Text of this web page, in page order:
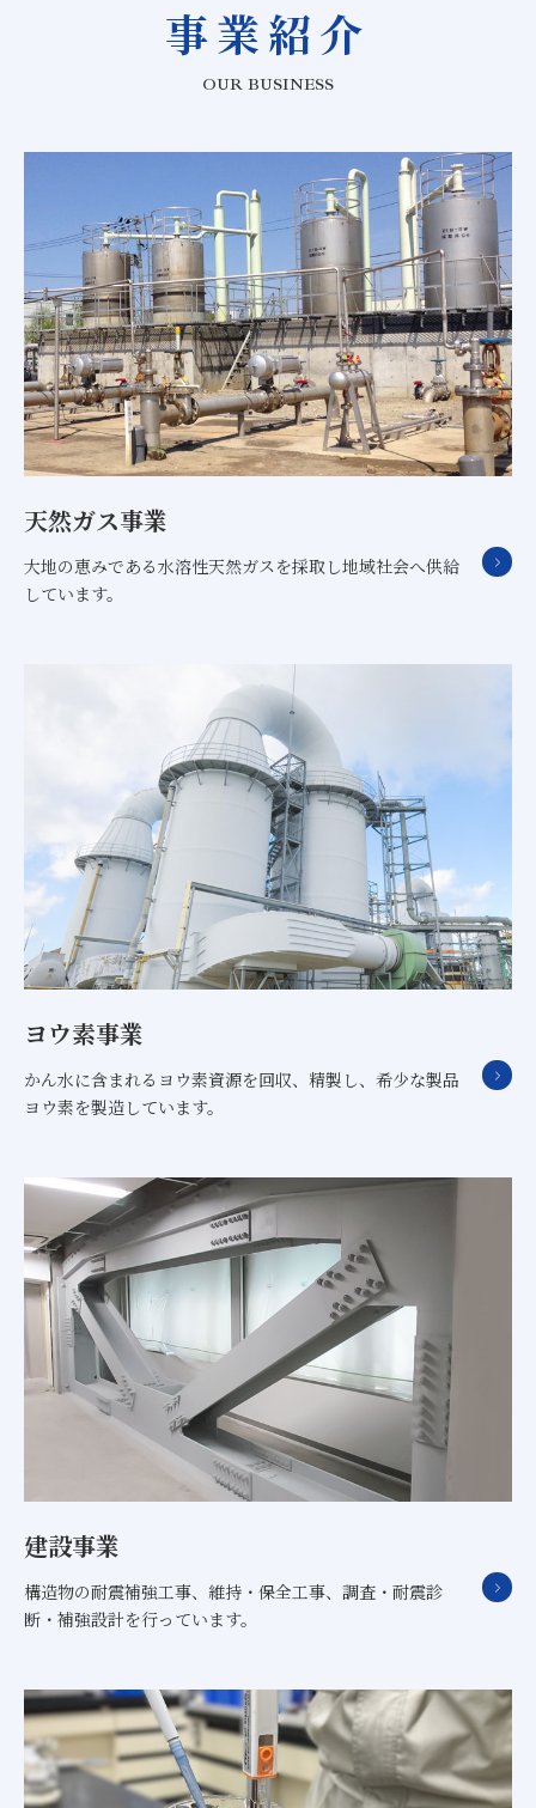
事業紹介
OUR BUSINESS
天然ガス事業
大地の恵みである水溶性天然ガスを採取し地域社会へ供給
しています。
ヨウ素事業
かん水に含まれるヨウ素資源を回収、精製し、希少な製品
ヨウ素を製造しています。
建設事業
構造物の耐震補強工事、維持・保全工事、調査・耐震診
断・補強設計を行っています。